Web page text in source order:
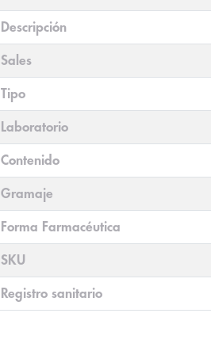
Descripción
Sales
Tipo
Laboratorio
Contenido
Gramaje
Forma Farmacéutica
SKU
Registro sanitario